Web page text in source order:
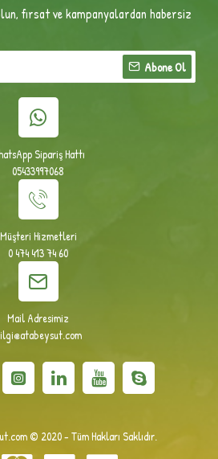
fırsat ve kampanyalardan habersiz
Abone Ol
Sipariş Hattı
05433997068
Müşteri Hizmetleri
0 474 413 74 60
Mail Adresimiz
© 2020 - Tüm Hakları Saklıdır.